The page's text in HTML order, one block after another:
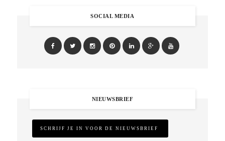
SOCIAL MEDIA
NIEUWSBRIEF